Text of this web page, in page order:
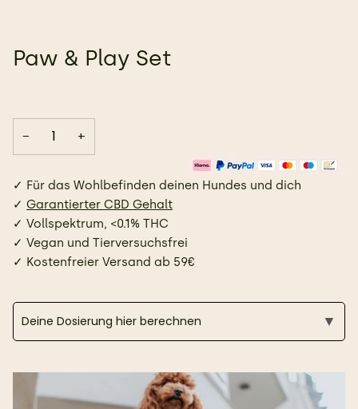
Paw & Play Set
− +
✓ Für das Wohlbefinden deinen Hundes und dich
✓ Garantierter CBD Gehalt
✓ Vollspektrum, <0.1% THC
✓ Vegan und Tierversuchsfrei
✓ Kostenfreier Versand ab 59€
Deine Dosierung hier berechnen ▼